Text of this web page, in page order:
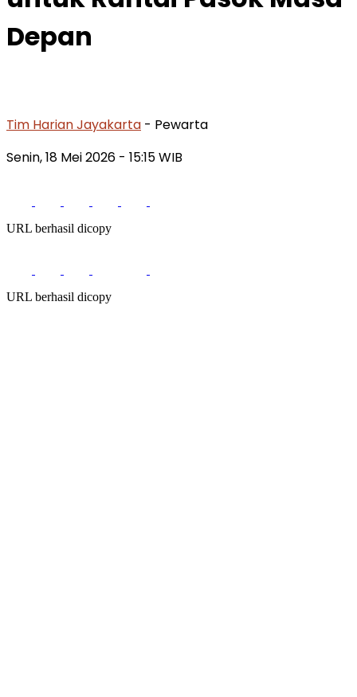
Depan
Tim Harian Jayakarta - Pewarta
Senin, 18 Mei 2026 - 15:15 WIB
URL berhasil dicopy
URL berhasil dicopy